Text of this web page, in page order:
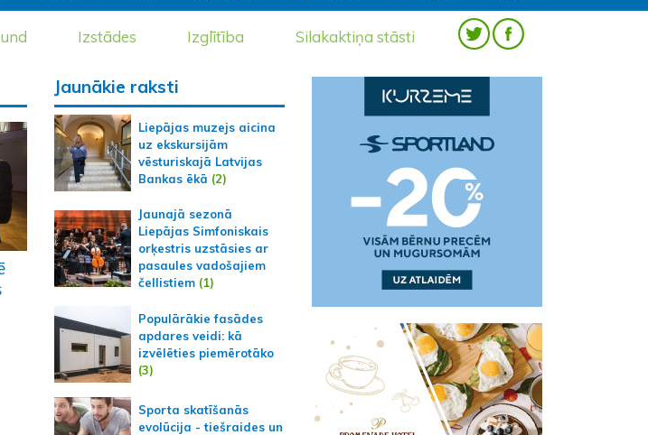
Izstādes Izglītība Silakaktiņa stāsti
Jaunākie raksti
Liepājas muzejs aicina
uz ekskursijām
vēsturiskajā Latvijas
Bankas ēkā (2)
Jaunajā sezonā
Liepājas Simfoniskais
orķestris uzstāsies ar
pasaules vadošajiem
čellistiem (1)
Populārākie fasādes
apdares veidi: kā
izvēlēties piemērotāko
(3)
Sporta skatīšanās
evolūcija - tiešraides un